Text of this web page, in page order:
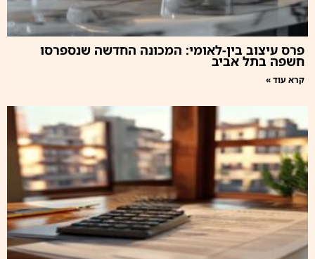
פרס עיצוב בין-לאומי: המכונה החדשה שנספרסו
חשפה בתל אביב
קרא עוד »